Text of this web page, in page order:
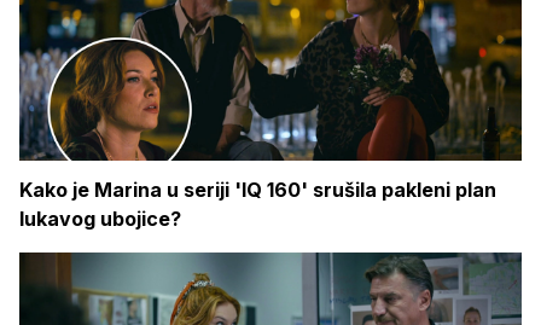
Kako je Marina u seriji 'IQ 160' srušila pakleni plan
lukavog ubojice?